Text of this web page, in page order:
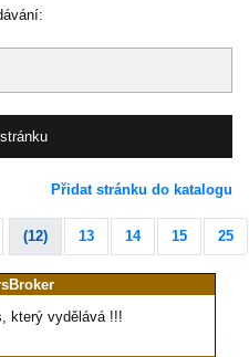
Přidat stránku do katalogu
(12) 13 14 15 25
který vydělává !!!